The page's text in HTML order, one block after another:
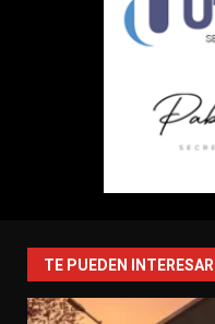
TE PUEDEN INTERESAR